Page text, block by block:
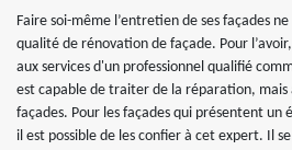
Faire soi-même l’entretien de ses façades
qualité de rénovation de façade. Pour
aux services d'un professionnel qualifié
est capable de traiter de la réparation, mais
façades. Pour les façades qui présentent
il est possible de les confier à cet expert. Il